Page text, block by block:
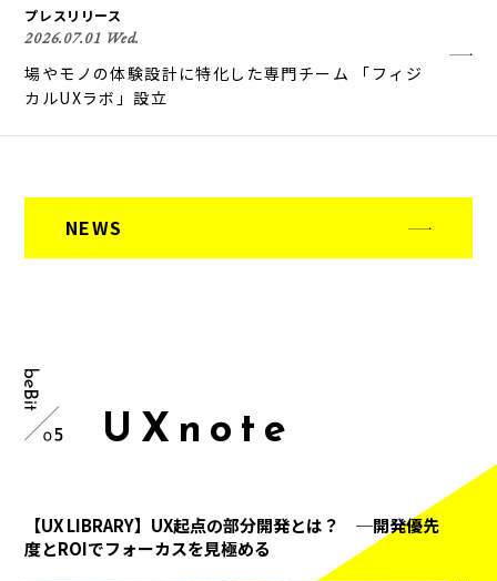
プレスリリース
2026.07.01 Wed.
場やモノの体験設計に特化した専門チーム 「フィジ
カルUXラボ」設立
NEWS
U X n o t e
【UX LIBRARY】UX起点の部分開発とは？ ─開発優先
度とROIでフォーカスを見極める